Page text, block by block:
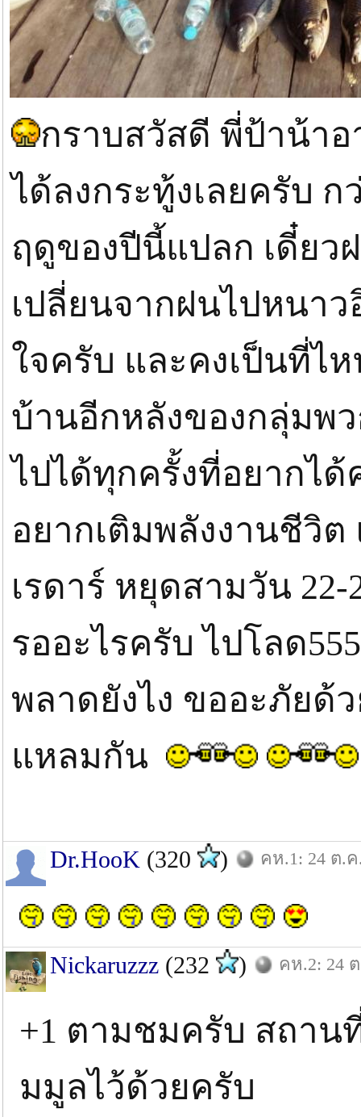
กราบสวัสดี พี่ป้าน้า
ได้ลงกระทู้งเลยครับ
ฤดูของปีนี้แปลก เดี๋ยว
เปลี่ยนจากฝนไปหนา
ใจครับ และคงเป็นที่ไ
บ้านอีกหลังของกลุ่มพ
ไปได้ทุกครั้งที่อยากไ
อยากเติมพลังงานชีวิ
เรดาร์ หยุดสามวัน
รออะไรครับ ไปโลด
พลาดยังไง ขออะภัยด้
แหลมกัน
Dr.HooK (320 ) คห.1: 24 ต.ค
Nickaruzzz (232 ) คห.2: 24
+1 ตามชมครับ สถา
มมูลไว้ด้วยครับ